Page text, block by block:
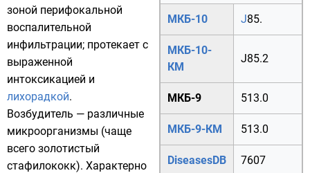
МКБ-10 J85.
МКБ-10-
КМ
J85.2
МКБ-9 513.0
МКБ-9-КМ 513.0
DiseasesDB 7607
зоной перифокальной
воспалительной
инфильтрации; протекает с
выраженной
интоксикацией и
лихорадкой.
Возбудитель — различные
микроорганизмы (чаще
всего золотистый
стафилококк). Характерно